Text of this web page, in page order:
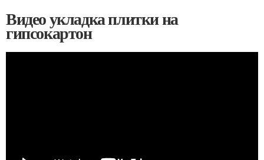
Видео укладка плитки на
гипсокартон